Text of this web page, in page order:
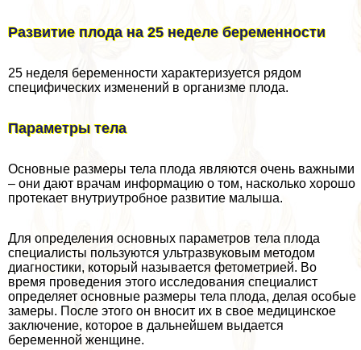
Развитие плода на 25 неделе беременности
25 неделя беременности хаpaктеризуется рядом
специфических изменений в организме плода.
Параметры тела
Основные размеры тела плода являются очень важными
– они дают врачам информацию о том, насколько хорошо
протекает внутриутробное развитие малыша.
Для определения основных параметров тела плода
специалисты пользуются ультразвуковым методом
диагностики, который называется фетометрией. Во
время проведения этого исследования специалист
определяет основные размеры тела плода, делая особые
замеры. После этого он вносит их в свое медицинское
заключение, которое в дальнейшем выдается
беременной женщине.